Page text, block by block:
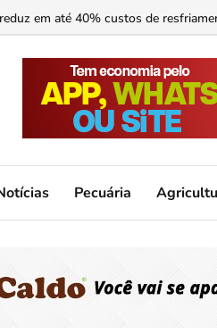
Pecuária